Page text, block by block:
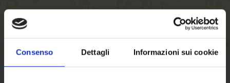
Consenso Dettagli Informazioni sui cookie